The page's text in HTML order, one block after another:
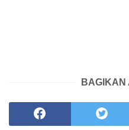
BAGIKAN